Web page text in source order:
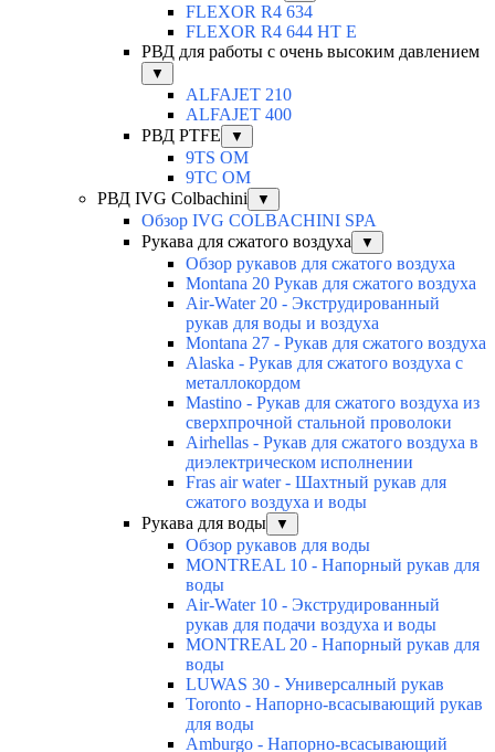
FLEXOR R4 634
FLEXOR R4 644 HT E
РВД для работы с очень высоким давлением
▼
ALFAJET 210
ALFAJET 400
РВД PTFE
▼
9TS OM
9TC OM
РВД IVG Colbachini
▼
Обзор IVG COLBACHINI SPA
Рукава для сжатого воздуха
▼
Обзор рукавов для сжатого воздуха
Montana 20 Рукав для сжатого воздуха
Air-Water 20 - Экструдированный
рукав для воды и воздуха
Montana 27 - Рукав для сжатого воздуха
Alaska - Рукав для сжатого воздуха с
металлокордом
Mastino - Рукав для сжатого воздуха из
сверхпрочной стальной проволоки
Airhellas - Рукав для сжатого воздуха в
диэлектрическом исполнении
Fras air water - Шахтный рукав для
сжатого воздуха и воды
Рукава для воды
▼
Обзор рукавов для воды
MONTREAL 10 - Напорный рукав для
воды
Air-Water 10 - Экструдированный
рукав для подачи воздуха и воды
MONTREAL 20 - Напорный рукав для
воды
LUWAS 30 - Универсалный рукав
Toronto - Напорно-всасывающий рукав
для воды
Amburgo - Напорно-всасывающий